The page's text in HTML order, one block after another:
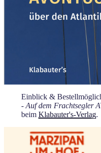
Einblick &
- Auf dem Frachtsegler
beim Klabauter's-Verlag.